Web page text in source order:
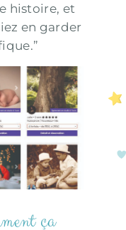
histoire, et
en garder
ça